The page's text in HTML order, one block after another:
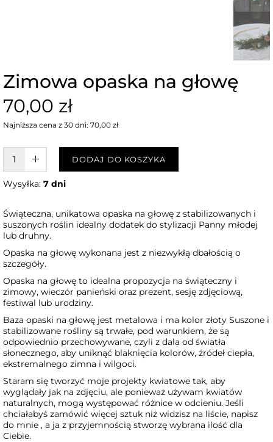
Zimowa opaska na głowę
70,00 zł
Najniższa cena z 30 dni: 70,00 zł
W KOSZYKU :)DODAJ DO KOSZYKA
Wysyłka: 7 dni
Świąteczna, unikatowa opaska na głowę z stabilizowanych i
suszonych roślin idealny dodatek do stylizacji Panny młodej
lub druhny.
Opaska na głowę wykonana jest z niezwykłą dbałością o
szczegóły.
Opaska na głowę to idealna propozycja na świąteczny i
zimowy, wieczór panieński oraz prezent, sesję zdjęciową,
festiwal lub urodziny.
Baza opaski na głowę jest metalowa i ma kolor złoty Suszone i
stabilizowane rośliny są trwałe, pod warunkiem, że są
odpowiednio przechowywane, czyli z dala od światła
słonecznego, aby uniknąć blaknięcia kolorów, źródeł ciepła,
ekstremalnego zimna i wilgoci.
Staram się tworzyć moje projekty kwiatowe tak, aby
wyglądały jak na zdjęciu, ale ponieważ używam kwiatów
naturalnych, mogą występować różnice w odcieniu. Jeśli
chciałabyś zamówić więcej sztuk niż widzisz na liście, napisz
do mnie , a ja z przyjemnością stworzę wybrana ilość dla
Ciebie.